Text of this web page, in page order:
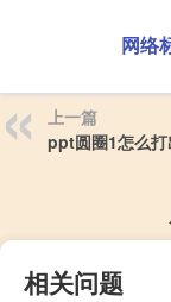
网络
上一篇
ppt圆圈1怎么打
相关问题